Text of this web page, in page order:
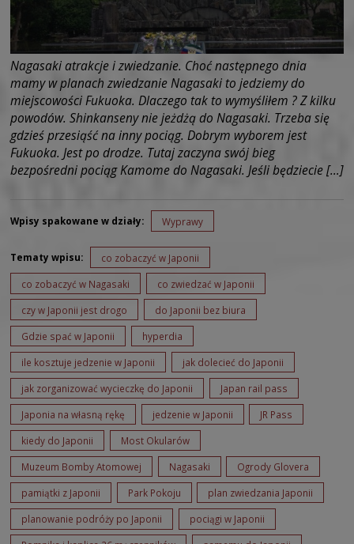
Nagasaki atrakcje i zwiedzanie. Choć następnego dnia
mamy w planach zwiedzanie Nagasaki to jedziemy do
miejscowości Fukuoka. Dlaczego tak to wymyśliłem ? Z kilku
powodów. Shinkanseny nie jeżdżą do Nagasaki. Trzeba się
gdzieś przesiąść na inny pociąg. Dobrym wyborem jest
Fukuoka. Jest po drodze. Tutaj zaczyna swój bieg
bezpośredni pociąg Kamome do Nagasaki. Jeśli będziecie […]
Wpisy spakowane w działy: Wyprawy
Tematy wpisu: co zobaczyć w Japonii
co zobaczyć w Nagasaki co zwiedzać w Japonii
czy w Japonii jest drogo do Japonii bez biura
Gdzie spać w Japonii hyperdia
ile kosztuje jedzenie w Japonii jak dolecieć do Japonii
jak zorganizować wycieczkę do Japonii Japan rail pass
Japonia na własną rękę jedzenie w Japonii JR Pass
kiedy do Japonii Most Okularów
Muzeum Bomby Atomowej Nagasaki Ogrody Glovera
pamiątki z Japonii Park Pokoju plan zwiedzania Japonii
planowanie podróży po Japonii pociągi w Japonii